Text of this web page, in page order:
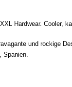
Hardwear. Cooler,
und rockige